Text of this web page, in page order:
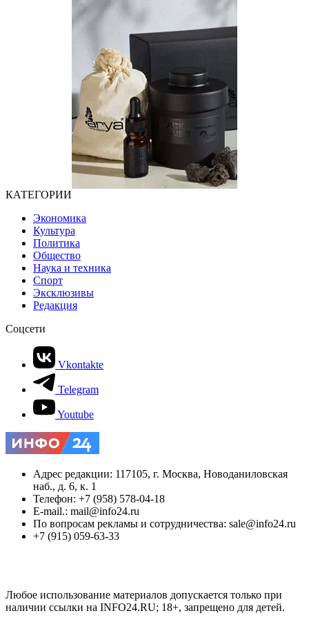
КАТЕГОРИИ
Экономика
Культура
Политика
Общество
Наука и техника
Спорт
Эксклюзивы
Редакция
Соцсети
Vkontakte
Telegram
Youtube
Адрес редакции: 117105, г. Москва, Новоданиловская
наб., д. 6, к. 1
Телефон: +7 (958) 578-04-18
E-mail.: mail@info24.ru
По вопросам рекламы и сотрудничества: sale@info24.ru
+7 (915) 059-63-33
Любое использование материалов допускается только при
наличии ссылки на INFO24.RU; 18+, запрещено для детей.